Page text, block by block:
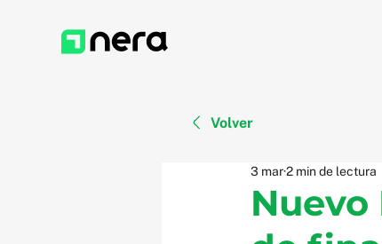
Volver
Nuevo
3 mar2 min de lectura